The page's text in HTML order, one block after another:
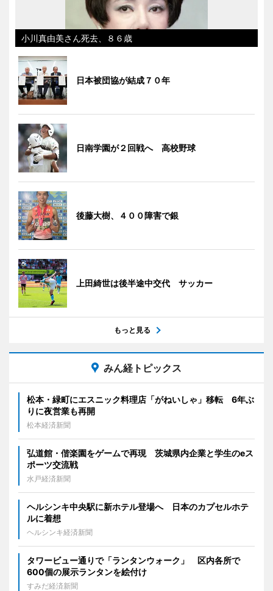
小川真由美さん死去、８６歳
日本被団協が結成７０年
日南学園が２回戦へ 高校野球
後藤大樹、４００障害で銀
上田綺世は後半途中交代 サッカー
もっと見る
みん経トピックス
松本・緑町にエスニック料理店「がねいしゃ」移転 6年ぶ
りに夜営業も再開
松本経済新聞
弘道館・偕楽園をゲームで再現 茨城県内企業と学生のeス
ポーツ交流戦
水戸経済新聞
ヘルシンキ中央駅に新ホテル登場へ 日本のカプセルホテ
ルに着想
ヘルシンキ経済新聞
タワービュー通りで「ランタンウォーク」 区内各所で
600個の展示ランタンを絵付け
すみだ経済新聞